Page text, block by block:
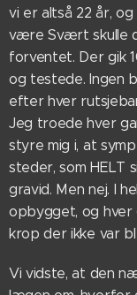
vi er altså 22 år,
være Svært skulle
forventet. Der gik
og testede. Ingen
efter hver
Jeg troede hver
styre mig i, at
steder, som HELT
gravid. Men nej. I
opbygget, og hver
krop der ikke var
Vi vidste, at den